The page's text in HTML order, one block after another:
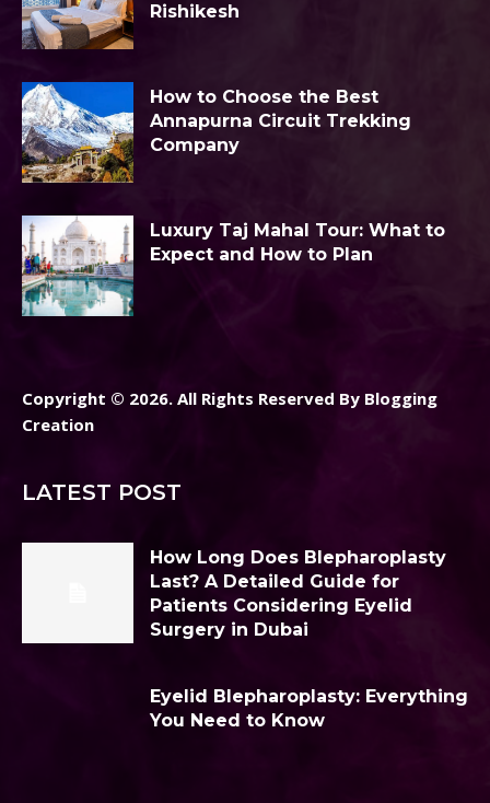
Rishikesh
How to Choose the Best
Annapurna Circuit Trekking
Company
Luxury Taj Mahal Tour: What to
Expect and How to Plan
Copyright © 2026. All Rights Reserved By Blogging
Creation
LATEST POST
How Long Does Blepharoplasty
Last? A Detailed Guide for
Patients Considering Eyelid
Surgery in Dubai
Eyelid Blepharoplasty: Everything
You Need to Know